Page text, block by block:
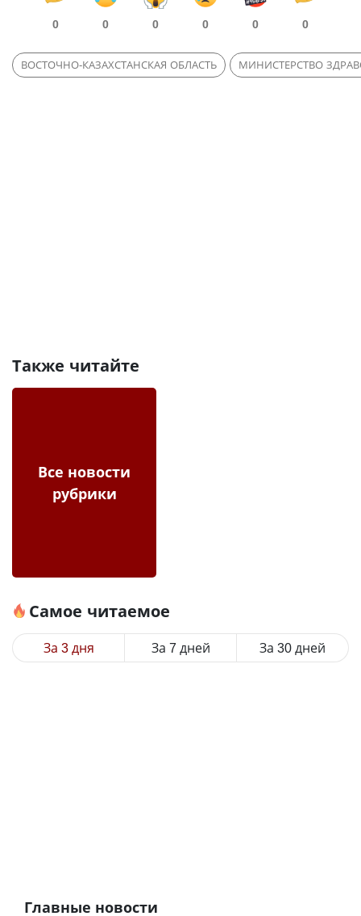
0 0 0 0 0 0
ВОСТОЧНО-КАЗАХСТАНСКАЯ ОБЛАСТЬ МИНИСТЕРСТВО
Также читайте
Все новости
рубрики
Самое читаемое
За 3 дня За 7 дней За 30 дней
Главные новости